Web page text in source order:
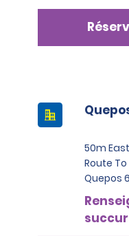
50m
Route
Quepos